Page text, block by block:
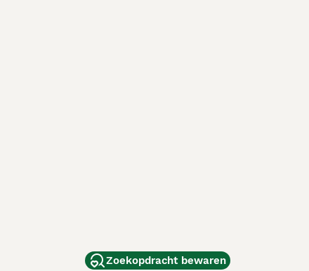
Zoekopdracht bewaren